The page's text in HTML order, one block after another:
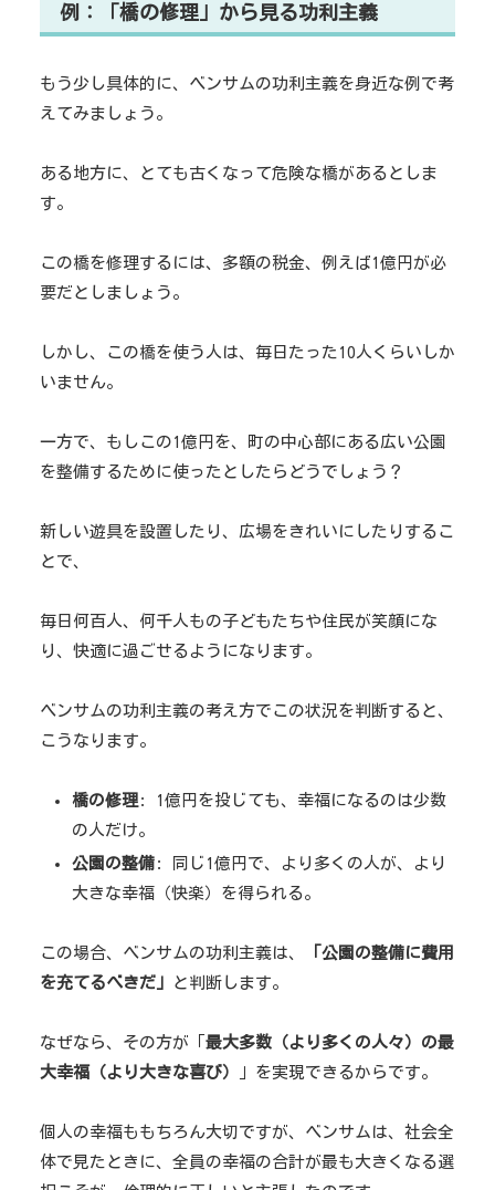
例：「橋の修理」から見る功利主義
もう少し具体的に、ベンサムの功利主義を身近な例で考
えてみましょう。
ある地方に、とても古くなって危険な橋があるとしま
す。
この橋を修理するには、多額の税金、例えば1億円が必
要だとしましょう。
しかし、この橋を使う人は、毎日たった10人くらいしか
いません。
一方で、もしこの1億円を、町の中心部にある広い公園
を整備するために使ったとしたらどうでしょう？
新しい遊具を設置したり、広場をきれいにしたりするこ
とで、
毎日何百人、何千人もの子どもたちや住民が笑顔にな
り、快適に過ごせるようになります。
ベンサムの功利主義の考え方でこの状況を判断すると、
こうなります。
橋の修理 : 1億円を投じても、幸福になるのは少数
の人だけ。
公園の整備 : 同じ1億円で、より多くの人が、より
大きな幸福（快楽）を得られる。
この場合、ベンサムの功利主義は、
「公園の整備に費用
を充てるべきだ」
と判断します。
なぜなら、その方が「 最大多数（より多くの人々）の最
大幸福（より大きな喜び）
」を実現できるからです。
個人の幸福ももちろん大切ですが、ベンサムは、社会全
体で見たときに、全員の幸福の合計が最も大きくなる選